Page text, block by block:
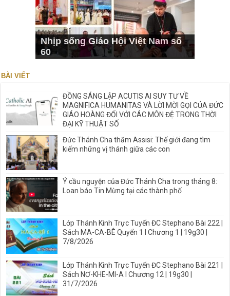
Nhịp sống Giáo Hội Việt Nam số
60
BÀI VIẾT
ĐỒNG SÁNG LẬP ACUTIS AI SUY TƯ VỀ
MAGNIFICA HUMANITAS VÀ LỜI MỜI GỌI CỦA ĐỨC
GIÁO HOÀNG ĐỐI VỚI CÁC MÔN ĐỆ TRONG THỜI
ĐẠI KỸ THUẬT SỐ
Đức Thánh Cha thăm Assisi: Thế giới đang tìm
kiếm những vị thánh giữa các con
Ý cầu nguyện của Đức Thánh Cha trong tháng 8:
Loan báo Tin Mừng tại các thành phố
Lớp Thánh Kinh Trực Tuyến ĐC Stephano Bài 222 |
Sách MA-CA-BÊ Quyển 1 I Chương 1 | 19g30 |
7/8/2026
Lớp Thánh Kinh Trực Tuyến ĐC Stephano Bài 221 |
Sách NƠ-KHE-MI-A I Chương 12 | 19g30 |
31/7/2026